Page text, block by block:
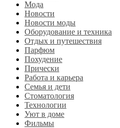
Мода
Новости
Новости моды
Оборудование и техника
Отдых и путешествия
Парфюм
Похудение
Прически
Работа и карьера
Семья и дети
Стоматология
Технологии
Уют в доме
Фильмы